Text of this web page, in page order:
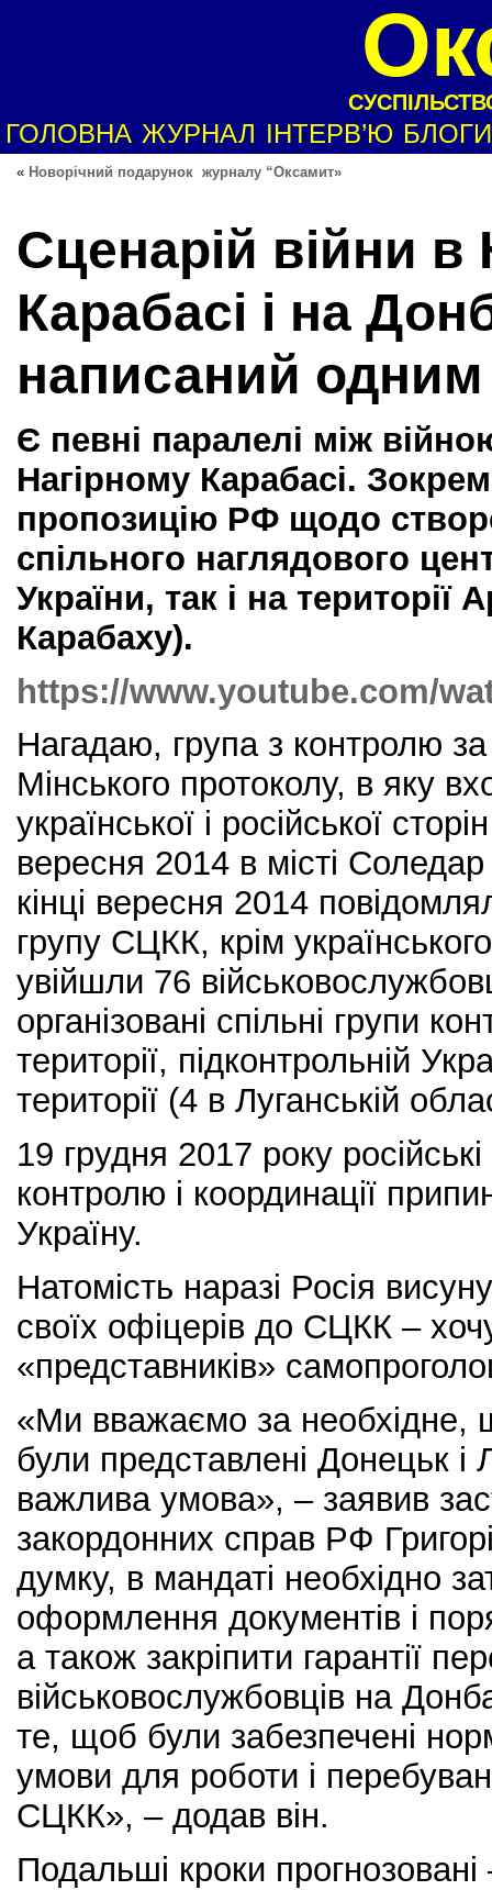
ГОЛОВНА ЖУРНАЛ ІНТЕРВ’Ю БЛОГИ
« Новорічний подарунок журналу “Оксамит»
Сценарій війни в
Карабасі і на
написаний
Є певні паралелі між
Нагірному Карабасі.
пропозицію РФ щодо
спільного наглядового
України, так і на території
Карабаху).
https://www.youtube.com/
Нагадаю, група з контролю
Мінського протоколу, в яку
української і російської
вересня 2014 в місті
кінці вересня 2014
групу СЦКК, крім
увійшли 76
організовані спільні групи
території, підконтрольній
території (4 в Луганській
19 грудня 2017 року
контролю і координації
Україну.
Натомість наразі Росія
своїх офіцерів до СЦКК –
«представників»
«Ми вважаємо за необхідне,
були представлені Донецьк і
важлива умова», – заявив
закордонних справ РФ
думку, в мандаті необхідно
оформлення документів і
а також закріпити гарантії
військовослужбовців на
те, щоб були забезпечені
умови для роботи і
СЦКК», – додав він.
Подальші кроки